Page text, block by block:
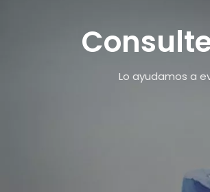
Lo ayudamos a